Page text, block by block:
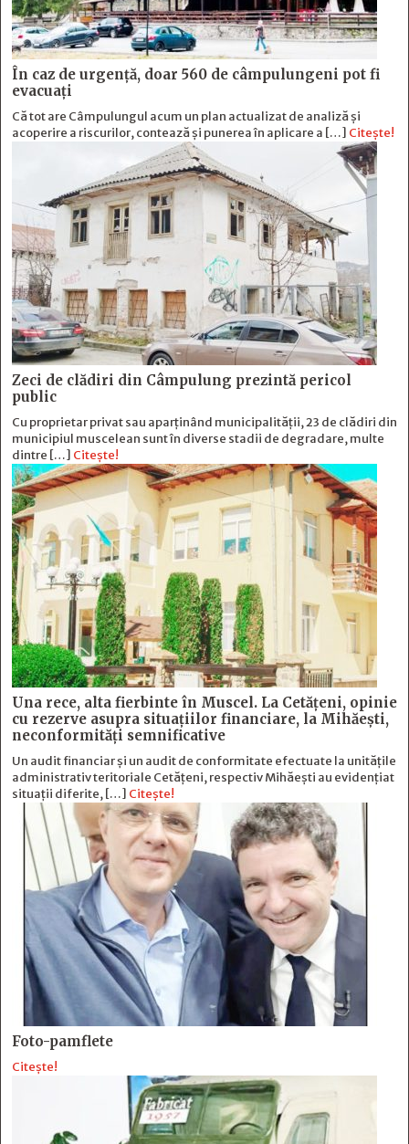
În caz de urgență, doar 560 de câmpulungeni pot fi
evacuați
Că tot are Câmpulungul acum un plan actualizat de analiză și
acoperire a riscurilor, contează și punerea în aplicare a […] Citește!
Zeci de clădiri din Câmpulung prezintă pericol
public
Cu proprietar privat sau aparținând municipalității, 23 de clădiri din
municipiul muscelean sunt în diverse stadii de degradare, multe
dintre […] Citește!
Una rece, alta fierbinte în Muscel. La Cetăţeni, opinie
cu rezerve asupra situaţiilor financiare, la Mihăeşti,
neconformităţi semnificative
Un audit financiar și un audit de conformitate efectuate la unitățile
administrativ teritoriale Cetățeni, respectiv Mihăești au evidențiat
situații diferite, […] Citește!
Foto-pamflete
Citește!